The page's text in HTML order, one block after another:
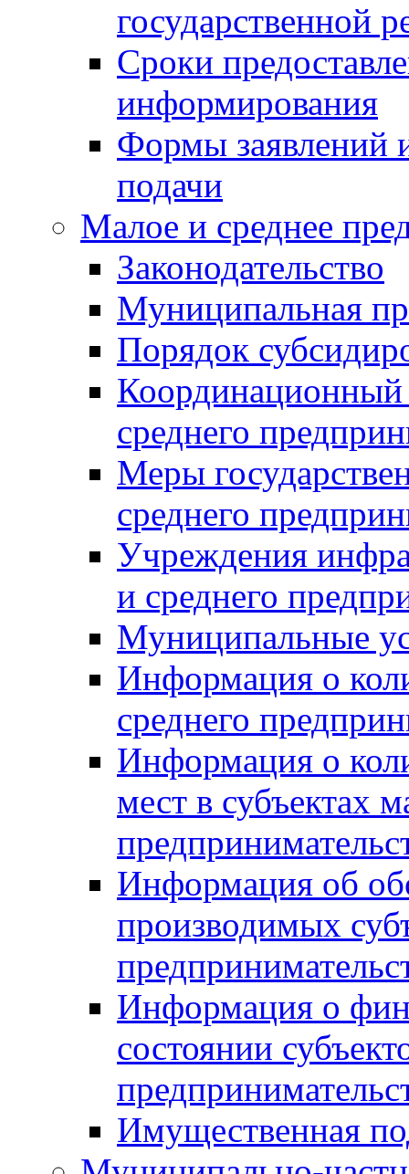
государственной
Сроки
информирования
Формы заявлений
подачи
Малое и среднее
Законодательство
Муниципальная
Порядок
Координационный
среднего
Меры
среднего
Учреждения
и среднего
Муниципальные
Информация о
среднего
Информация о
мест в субъектах
Информация об
производимых
Информация о
состоянии
Имущественная